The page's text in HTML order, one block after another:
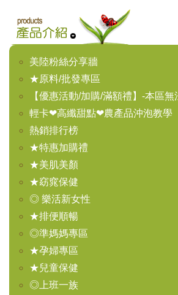
美陸粉絲分享牆
★原料/批發專區
【優惠活動/加購/滿額禮】-本區
輕卡❤高纖甜點❤農產品沖泡教學
熱銷排行榜
★特惠加購禮
★美肌美顏
★窈窕保健
◎ 樂活新女性
★排便順暢
◎準媽媽專區
★孕婦專區
★兒童保健
◎上班一族